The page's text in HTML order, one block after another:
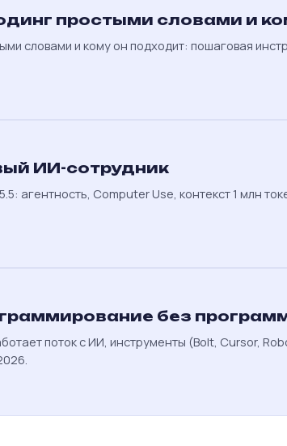
простыми словами и
словами и кому он подходит: пошаговая
ИИ-сотрудник
агентность, Computer Use, контекст 1 млн
без
поток с ИИ, инструменты (Bolt, Cursor,